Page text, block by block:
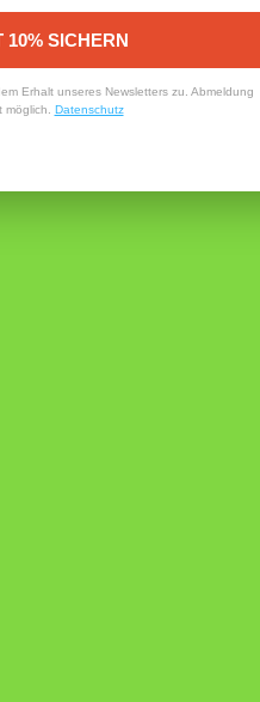
10% SICHERN
Erhalt unseres Newsletters zu. Abmeldung
möglich. Datenschutz